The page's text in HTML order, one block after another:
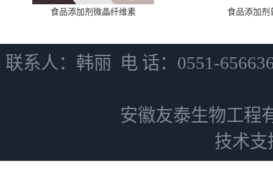
食品添加剂微晶纤维素 食品添加剂
联系人：韩丽 电 话：0551-
安徽友泰生物工程
技术